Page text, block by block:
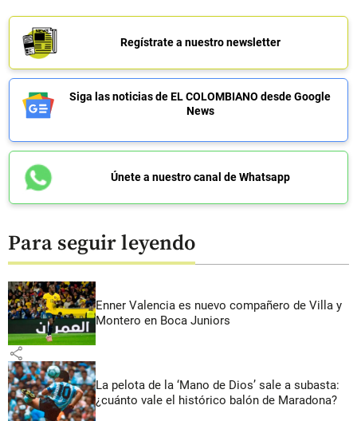
Regístrate a nuestro newsletter
Siga las noticias de EL COLOMBIANO desde Google
News
Únete a nuestro canal de Whatsapp
Para seguir leyendo
Enner Valencia es nuevo compañero de Villa y
Montero en Boca Juniors
share
La pelota de la ‘Mano de Dios’ sale a subasta:
¿cuánto vale el histórico balón de Maradona?